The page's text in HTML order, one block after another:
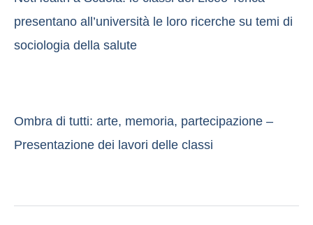
presentano all’università le loro ricerche su temi di
sociologia della salute
Ombra di tutti: arte, memoria, partecipazione –
Presentazione dei lavori delle classi